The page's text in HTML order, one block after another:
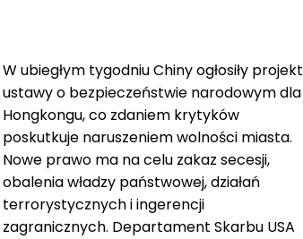
W ubiegłym tygodniu Chiny ogłosiły projekt
ustawy o bezpieczeństwie narodowym dla
Hongkongu, co zdaniem krytyków
poskutkuje naruszeniem wolności miasta.
Nowe prawo ma na celu zakaz secesji,
obalenia władzy państwowej, działań
terrorystycznych i ingerencji
zagranicznych. Departament Skarbu USA